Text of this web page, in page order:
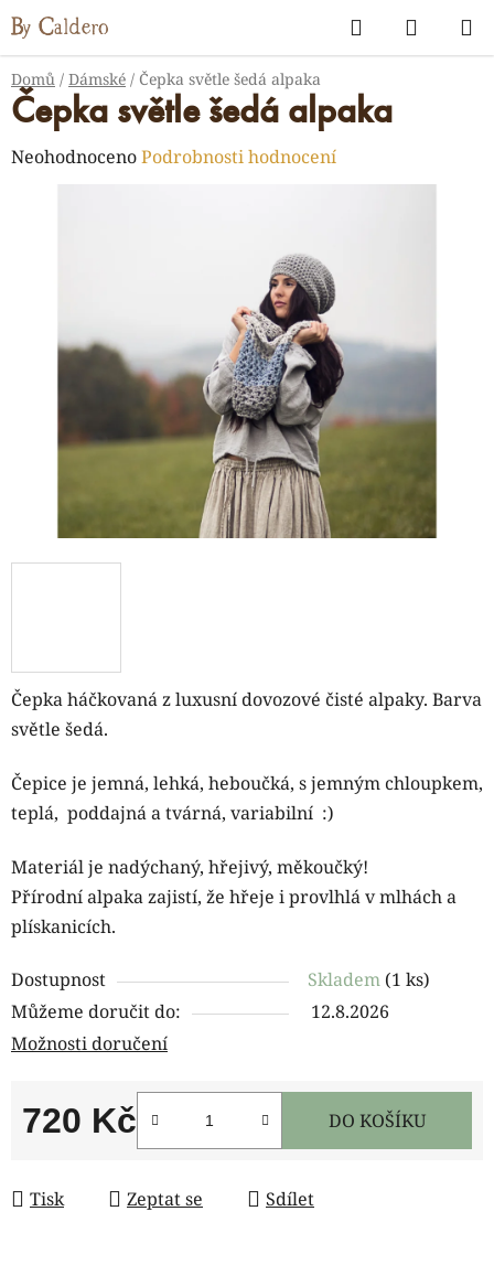
Přejít
na
obsah
Hledat
KOŠÍK
Domů / Dámské / Čepka světle šedá alpaka
Čepka háčkovaná z luxusní dovozové čisté alpaky. Barva
světle šedá.
Čepice je jemná, lehká, heboučká, s jemným chloupkem,
teplá, poddajná a tvárná, variabilní :)
Materiál je nadýchaný, hřejivý, měkoučký!
Přírodní alpaka zajistí, že hřeje i provlhlá v mlhách a
plískanicích.
Dostupnost Skladem (1 ks)
Můžeme doručit do:
12.8.2026
Možnosti doručení
720 Kč DO KOŠÍKU
Tisk Zeptat se Sdílet
Čepka světle šedá alpaka
Průměrné
NeohodnocenoPodrobnosti hodnocení